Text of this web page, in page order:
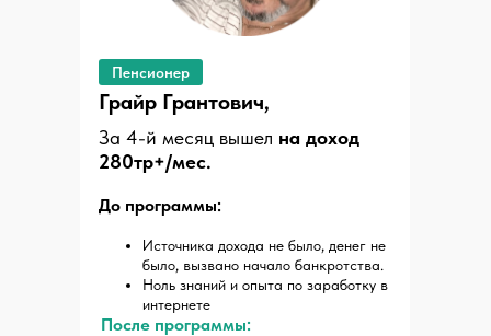
Грайр Грантович,
Пенсионер
За 4-й месяц вышел на доход
280тр+/мес.
До программы:
Источника дохода не было, денег не
было, вызвано начало банкротства.
Ноль знаний и опыта по заработку в
интернете
После программы: